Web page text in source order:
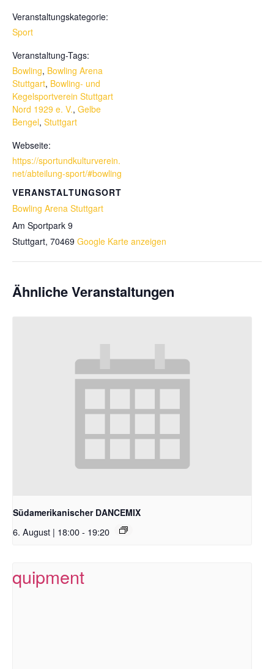
Veranstaltungskategorie:
Sport
Veranstaltung-Tags:
Bowling, Bowling Arena
Stuttgart, Bowling- und
Kegelsportverein Stuttgart
Nord 1929 e. V., Gelbe
Bengel, Stuttgart
Webseite:
https://sportundkulturverein.
net/abteilung-sport/#bowling
VERANSTALTUNGSORT
Bowling Arena Stuttgart
Am Sportpark 9
Stuttgart, 70469 Google Karte anzeigen
Ähnliche Veranstaltungen
Südamerikanischer DANCEMIX
6. August | 18:00- 19:20